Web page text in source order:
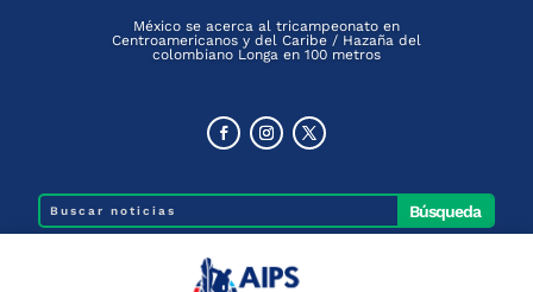
México se acerca al tricampeonato en
Centroamericanos y del Caribe / Hazaña del
colombiano Longa en 100 metros